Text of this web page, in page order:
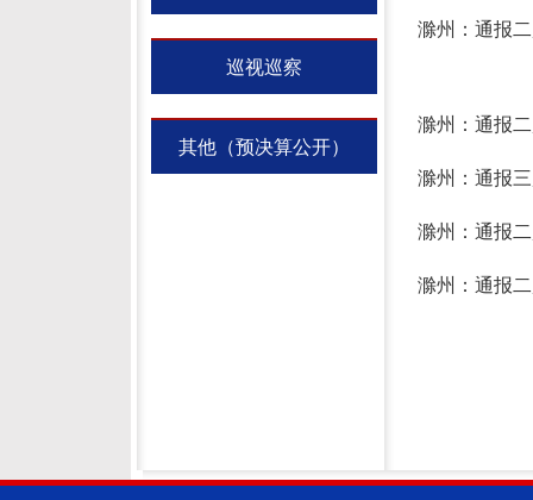
巡视巡察
其他（预决算公开）
滁州：通报
滁州：通报
滁州：通报
滁州：通报
滁州：通报